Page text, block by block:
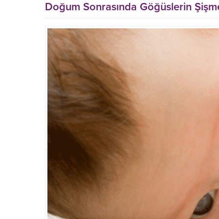
Doğum Sonrasında Göğüslerin